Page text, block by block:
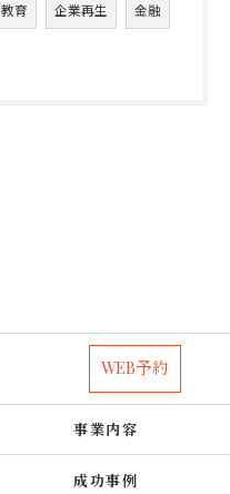
教育 企業再生 金融
WEB予約
事業内容
成功事例